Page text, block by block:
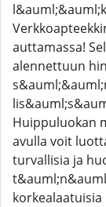
auttamassa!
alennettuun
Huippuluokan
avulla voit
turvallisia ja